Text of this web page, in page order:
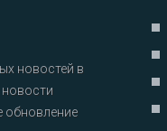
новостей в
новости
обновление